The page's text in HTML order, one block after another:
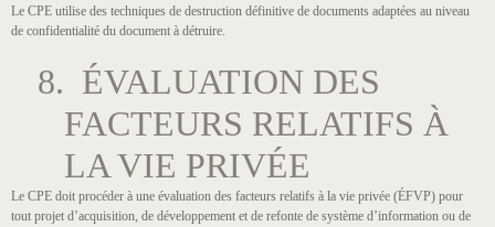
Le CPE utilise des techniques de destruction définitive de documents adaptées au niveau
de confidentialité du document à détruire.
8. ÉVALUATION DES
FACTEURS RELATIFS À
LA VIE PRIVÉE
Le CPE doit procéder à une évaluation des facteurs relatifs à la vie privée (ÉFVP) pour
tout projet d’acquisition, de développement et de refonte de système d’information ou de